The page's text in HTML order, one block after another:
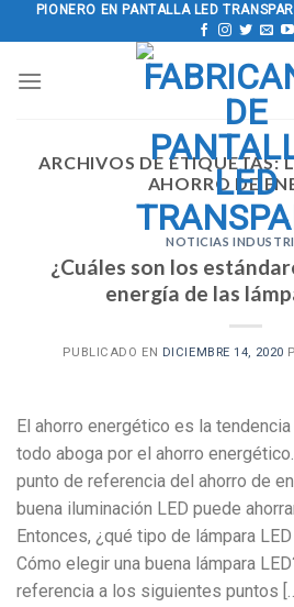
saltar
al
PIONERO EN PANTALLA LED
ARCHIVOS DE ETIQUETAS:
AHORRO DE
NOTICIAS
¿Cuáles son los
energía de las
PUBLICADO EN DICIEMBRE 14, 2020
El ahorro energético es la
todo aboga por el ahorro
punto de referencia del ahorro de
buena iluminación LED puede
Entonces, ¿qué tipo de lámpara
Cómo elegir una buena lámpara
referencia a los siguientes puntos